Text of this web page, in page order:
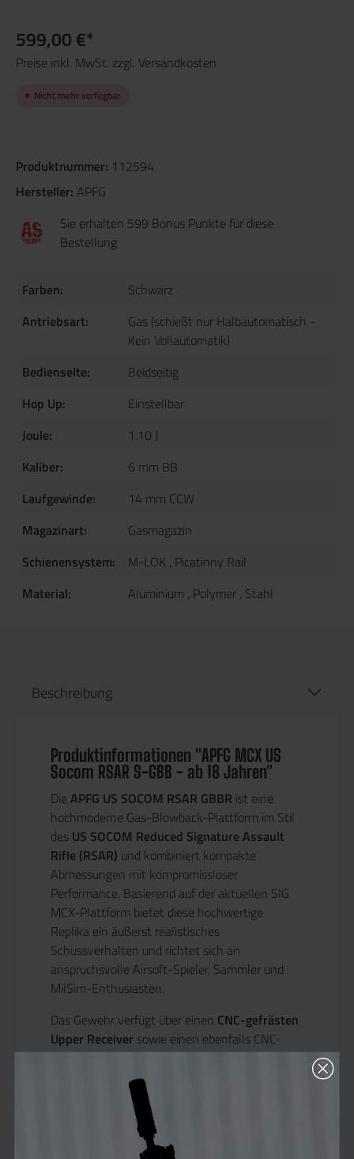
599,00 €*
Preise inkl. MwSt. zzgl. Versandkosten
Nicht mehr verfügbar
Produktnummer: 112594
Hersteller: APFG
Sie erhalten 599 Bonus Punkte für diese
Bestellung
Farben:
Schwarz
Antriebsart:
Gas (schießt nur Halbautomatisch -
Kein Vollautomatik)
Bedienseite:
Beidseitig
Hop Up:
Einstellbar
Joule:
1.10 J
Kaliber:
6 mm BB
Laufgewinde:
14 mm CCW
Magazinart:
Gasmagazin
Schienensystem:
M-LOK , Picatinny Rail
Material:
Aluminium , Polymer , Stahl
Beschreibung
Produktinformationen "APFG MCX US
Socom RSAR S-GBB - ab 18 Jahren"
Die APFG US SOCOM RSAR GBBR ist eine
hochmoderne Gas-Blowback-Plattform im Stil
des US SOCOM Reduced Signature Assault
Rifle (RSAR) und kombiniert kompakte
Abmessungen mit kompromissloser
Performance. Basierend auf der aktuellen SIG
MCX-Plattform bietet diese hochwertige
Replika ein äußerst realistisches
Schussverhalten und richtet sich an
anspruchsvolle Airsoft-Spieler, Sammler und
MilSim-Enthusiasten.
Das Gewehr verfügt über einen CNC-gefrästen
Upper Receiver sowie einen ebenfalls CNC-
gefertigten M-LOK-Handschutz aus Aluminium,
wodurch eine hervorragende Stabilität und ein
hochwertiges Finish gewährleistet werden.
Ergänzt wird die Konstruktion durch einen
Metallverschluss, einen kompakten
Schubschaft und beidseitige Bedienelemente